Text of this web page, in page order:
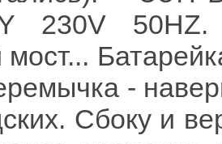
230V
-
Сбоку и